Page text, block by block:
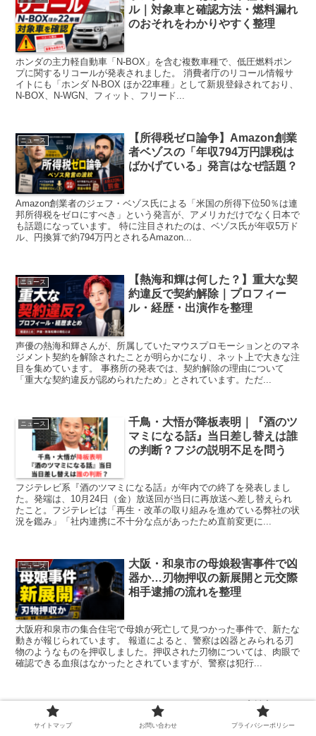
ル｜対象車と確認方法・燃料漏れ
のおそれをわかりやすく整理
ホンダの主力軽自動車「N-BOX」を含む複数車種で、低圧燃料ポン
プに関するリコールが発表されました。 消費者庁のリコール情報サ
イトにも「ホンダ N-BOX ほか22車種」として新規登録されており、
N-BOX、N-WGN、フィット、フリード...
ニュース
【所得税ゼロ論争】Amazon創業
者ベゾスの「年収794万円課税は
ばかげている」発言はなぜ話題？
Amazon創業者のジェフ・ベゾス氏による「米国の所得下位50％は連
邦所得税をゼロにすべき」という発言が、アメリカだけでなく日本で
も話題になっています。 特に注目されたのは、ベゾス氏が年収5万ド
ル、円換算で約794万円とされるAmazon...
ニュース
【熱海和輝は何した？】重大な契
約違反で契約解除｜プロフィー
ル・経歴・出演作を整理
声優の熱海和輝さんが、所属していたマウスプロモーションとのマネ
ジメント契約を解除されたことが明らかになり、ネット上で大きな注
目を集めています。 事務所の発表では、契約解除の理由について
「重大な契約違反が認められたため」とされています。ただ...
ニュース
千鳥・大悟が降板表明｜『酒のツ
マミになる話』当日差し替えは誰
の判断？フジの説明不足を問う
フジテレビ系『酒のツマミになる話』が年内での終了を発表しまし
た。発端は、10月24日（金）放送回が当日に再放送へ差し替えられ
たこと。フジテレビは「再生・改革の取り組みを進めている弊社の状
況を鑑み」「社内連携に不十分な点があったため直前変更に...
ニュース
大阪・和泉市の母娘殺害事件で凶
器か…刃物押収の新展開と元交際
相手逮捕の流れを整理
大阪府和泉市の集合住宅で母娘が死亡して見つかった事件で、新たな
動きが報じられています。 報道によると、警察は凶器とみられる刃
物のようなものを押収しました。押収された刃物については、肉眼で
確認できる血痕はなかったとされていますが、警察は犯行...
イーロン・マスク、石破首相と日
本の移民政策を痛烈批判 発言全
サイトマップ お問い合わせ プライバシーポリシー